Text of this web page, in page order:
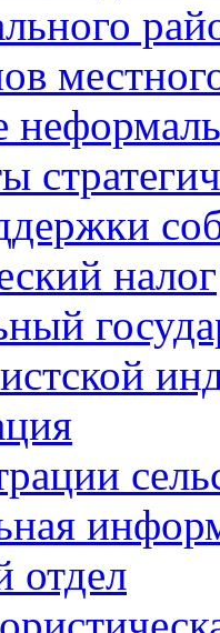
налог
отдел